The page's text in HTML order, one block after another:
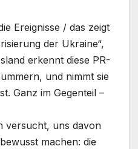
Ereignisse / das zeigt
der Ukraine“,
erkennt diese PR-
und nimmt sie
Ganz im Gegenteil –
versucht, uns davon
machen: die